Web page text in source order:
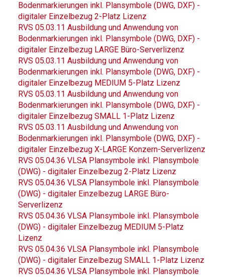
Bodenmarkierungen inkl. Plansymbole (DWG, DXF) -
digitaler Einzelbezug 2-Platz Lizenz
RVS 05.03.11 Ausbildung und Anwendung von
Bodenmarkierungen inkl. Plansymbole (DWG, DXF) -
digitaler Einzelbezug LARGE Büro-Serverlizenz
RVS 05.03.11 Ausbildung und Anwendung von
Bodenmarkierungen inkl. Plansymbole (DWG, DXF) -
digitaler Einzelbezug MEDIUM 5-Platz Lizenz
RVS 05.03.11 Ausbildung und Anwendung von
Bodenmarkierungen inkl. Plansymbole (DWG, DXF) -
digitaler Einzelbezug SMALL 1-Platz Lizenz
RVS 05.03.11 Ausbildung und Anwendung von
Bodenmarkierungen inkl. Plansymbole (DWG, DXF) -
digitaler Einzelbezug X-LARGE Konzern-Serverlizenz
RVS 05.04.36 VLSA Plansymbole inkl. Plansymbole
(DWG) - digitaler Einzelbezug 2-Platz Lizenz
RVS 05.04.36 VLSA Plansymbole inkl. Plansymbole
(DWG) - digitaler Einzelbezug LARGE Büro-
Serverlizenz
RVS 05.04.36 VLSA Plansymbole inkl. Plansymbole
(DWG) - digitaler Einzelbezug MEDIUM 5-Platz
Lizenz
RVS 05.04.36 VLSA Plansymbole inkl. Plansymbole
(DWG) - digitaler Einzelbezug SMALL 1-Platz Lizenz
RVS 05.04.36 VLSA Plansymbole inkl. Plansymbole